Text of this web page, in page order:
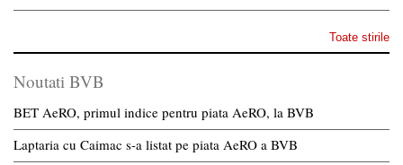
Toate stirile
Noutati BVB
BET AeRO, primul indice pentru piata AeRO, la BVB
Laptaria cu Caimac s-a listat pe piata AeRO a BVB